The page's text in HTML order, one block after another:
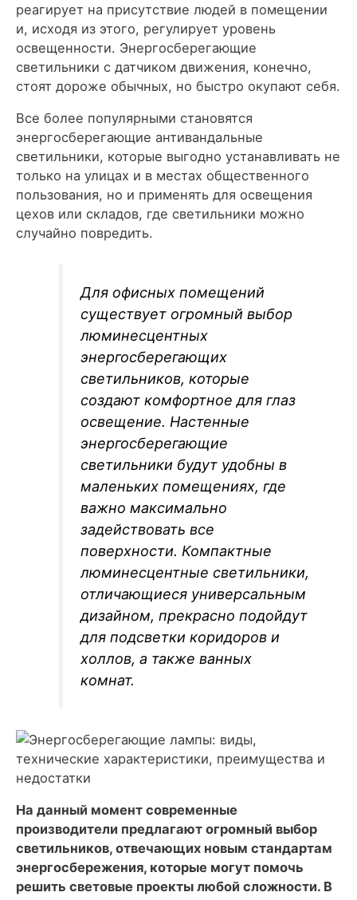
реагирует на присутствие людей в помещении
и, исходя из этого, регулирует уровень
освещенности. Энергосберегающие
светильники с датчиком движения, конечно,
стоят дороже обычных, но быстро окупают себя.
Все более популярными становятся
энергосберегающие антивандальные
светильники, которые выгодно устанавливать не
только на улицах и в местах общественного
пользования, но и применять для освещения
цехов или складов, где светильники можно
случайно повредить.
Для офисных помещений
существует огромный выбор
люминесцентных
энергосберегающих
светильников, которые
создают комфортное для глаз
освещение. Настенные
энергосберегающие
светильники будут удобны в
маленьких помещениях, где
важно максимально
задействовать все
поверхности. Компактные
люминесцентные светильники,
отличающиеся универсальным
дизайном, прекрасно подойдут
для подсветки коридоров и
холлов, а также ванных
комнат.
На данный момент современные
производители предлагают огромный выбор
светильников, отвечающих новым стандартам
энергосбережения, которые могут помочь
решить световые проекты любой сложности. В